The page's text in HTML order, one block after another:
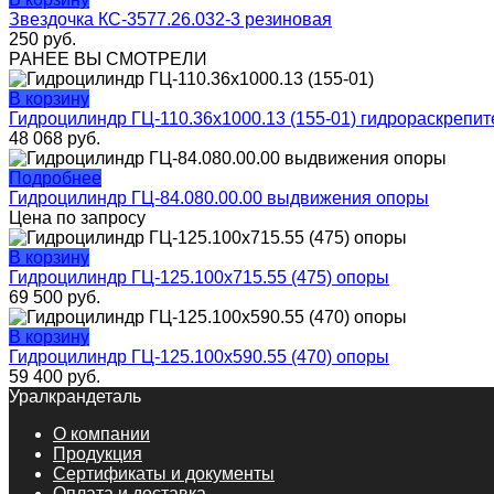
Звездочка КС-3577.26.032-3 резиновая
250 руб.
РАНЕЕ ВЫ СМОТРЕЛИ
В корзину
Гидроцилиндр ГЦ-110.36х1000.13 (155-01)
48 068 руб.
Подробнее
Гидроцилиндр ГЦ-84.080.00.00 выдвижения опоры
Цена по запросу
В корзину
Гидроцилиндр ГЦ-125.100х715.55 (475) опоры
69 500 руб.
В корзину
Гидроцилиндр ГЦ-125.100х590.55 (470) опоры
59 400 руб.
Уралкрандеталь
О компании
Продукция
Сертификаты и документы